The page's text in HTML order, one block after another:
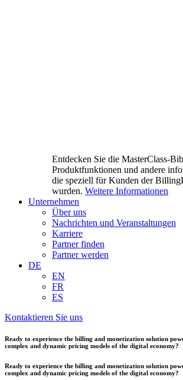
Entdecken Sie die MasterClass-
Produktfunktionen und andere
die speziell für Kunden der
wurden. Weitere Informationen
Unternehmen
Über uns
Nachrichten und Veranstaltungen
Karriere
Partner finden
Partner werden
DE
EN
FR
ES
Kontaktieren Sie uns
Ready to experience the billing and monetization solution
complex and dynamic pricing models of the digital economy?
Ready to experience the billing and monetization solution
complex and dynamic pricing models of the digital economy?